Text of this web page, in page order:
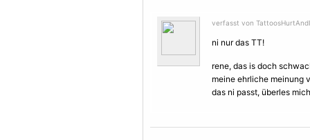
verfasst von
ni nur das TT!
rene, das is doch
meine ehrliche meinung
das ni passt, überles